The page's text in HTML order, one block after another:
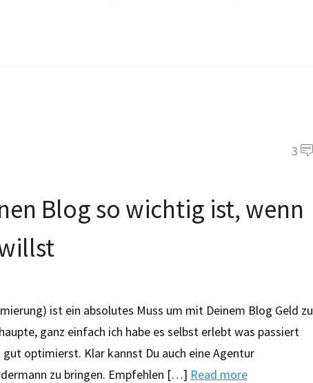
3
Blog so wichtig ist, wenn
ist ein absolutes Muss um mit Deinem Blog Geld zu
ganz einfach ich habe es selbst erlebt was passiert
optimierst. Klar kannst Du auch eine Agentur
zu bringen. Empfehlen […] Read more